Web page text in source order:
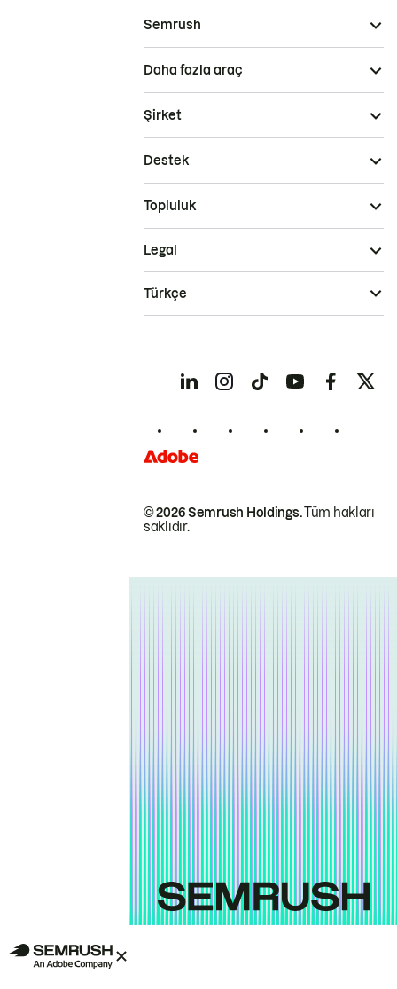
Semrush
Daha fazla araç
Şirket
Destek
Topluluk
© 2026 Semrush Holdings.Tüm hakları
saklıdır.
Legal
Türkçe